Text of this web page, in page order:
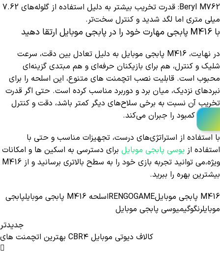
Beryl M762: قدرت تخریب بیشتر به دلیل استفاده از گلوله‌های 7.62
میلی‌ متری اما لگد شدید و کنترل سخت‌تر.
با M416 پابجی مهارت خود را در پابجی موبایل ارتقا دهید
در نهایت، M416 پابجی موبایل به دلیل تعادل بین دقت، سرعت
شلیک و کنترل، هم برای بازیکنان حرفه‌ای و هم مبتدی گزینه‌ای
محبوب است. قابلیت نصب اتچمنت های متنوع، این اسلحه را برای
نبردهای نزدیک، میان برد و دوربرد مناسب کرده است. حتی اگر قدرت
تخریب آن نسبت به برخی سلاح‌های دیگر کمتر باشد، دقت و کنترل
بالا این کمبود را جبران می‌کند.
با استفاده از استراتژی‌های درست، تجهیزات مناسب و حتی با
استفاده از یوسی پابجی موبایل برای دسترسی به اسکین ها و امکانات
ویژه،می توانید تجربه بازی خود را به سطح بالاتری برسانید و از M416
بیشترین بهره را ببرید.
M416 پابجی موبایل
RENGOGAMEاسلحه M416 پابجی موبایل
پابجی
موبایلرنگوگیمیوسی پابجی موبایل
جدیدتر
بهترین اتچمنت های CBR۴ کالاف دیوتی موبایل